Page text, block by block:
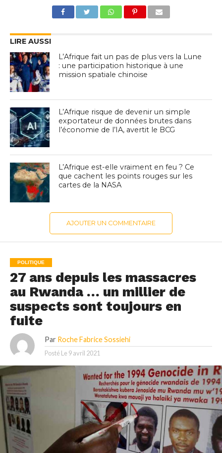
LIRE AUSSI
L’Afrique fait un pas de plus vers la Lune
: une participation historique à une
mission spatiale chinoise
L’Afrique risque de devenir un simple
exportateur de données brutes dans
l’économie de l’IA, avertit le BCG
L’Afrique est-elle vraiment en feu ? Ce
que cachent les points rouges sur les
cartes de la NASA
AJOUTER UN COMMENTAIRE
POLITIQUE
27 ans depuis les massacres
au Rwanda … un millier de
suspects sont toujours en
fuite
Par Roche Fabrice Sossiehi
Posté Le 9 avril 2021